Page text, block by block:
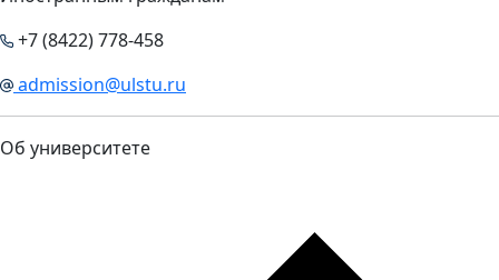
+7 (8422) 778-458
admission@ulstu.ru
Об университете